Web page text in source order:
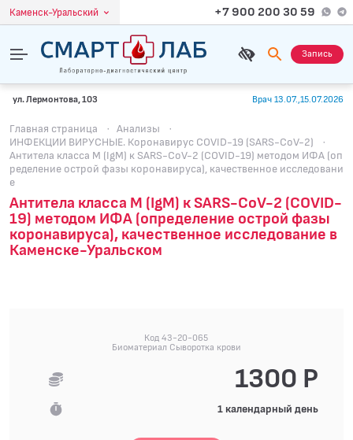
Каменск-Уральский +7 900 200 30 59
Запись
ул. Лермонтова, 103 Врач 13.07.,15.07.2026
Главная страница · Анализы
·
ИНФЕКЦИИ ВИРУСНЫЕ. Коронавирус COVID-19 (SARS-CoV-2)
·
Антитела класса M (IgM) к SARS-CoV-2 (COVID-19) методом ИФА (оп
ределение острой фазы коронавируса), качественное исследовани
е
Антитела класса M (IgM) к SARS-CoV-2 (COVID-
19) методом ИФА (определение острой фазы
коронавируса), качественное исследование в
Каменске-Уральском
Код 43-20-065
Биоматериал Сыворотка крови
1300 Р
1 календарный день